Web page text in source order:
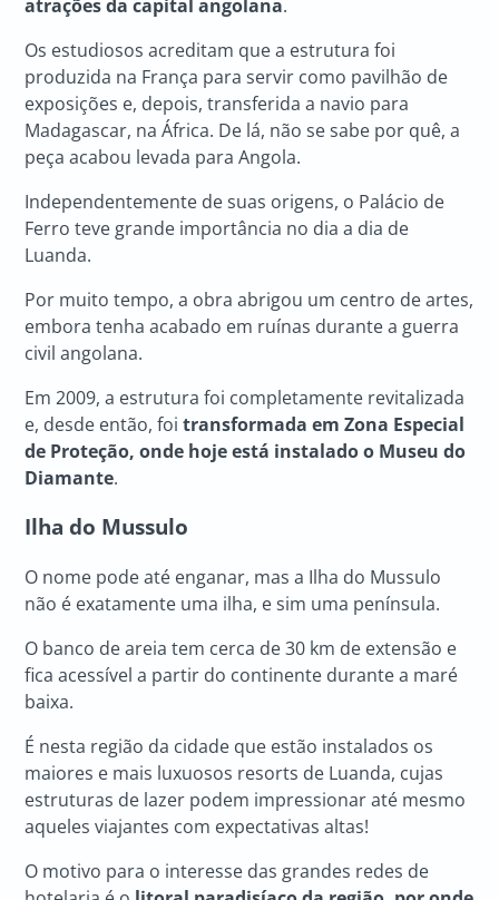
atrações da capital angolana.
Os estudiosos acreditam que a estrutura foi
produzida na França para servir como pavilhão de
exposições e, depois, transferida a navio para
Madagascar, na África. De lá, não se sabe por quê, a
peça acabou levada para Angola.
Independentemente de suas origens, o Palácio de
Ferro teve grande importância no dia a dia de
Luanda.
Por muito tempo, a obra abrigou um centro de artes,
embora tenha acabado em ruínas durante a guerra
civil angolana.
Em 2009, a estrutura foi completamente revitalizada
e, desde então, foitransformada em Zona Especial
de Proteção, onde hoje está instalado o Museu do
Diamante.
Ilha do Mussulo
O nome pode até enganar, mas a Ilha do Mussulo
não é exatamente uma ilha, e sim uma península.
O banco de areia tem cerca de 30 km de extensão e
fica acessível a partir do continente durante a maré
baixa.
É nesta região da cidade que estão instalados os
maiores e mais luxuosos resorts de Luanda, cujas
estruturas de lazer podem impressionar até mesmo
aqueles viajantes com expectativas altas!
O motivo para o interesse das grandes redes de